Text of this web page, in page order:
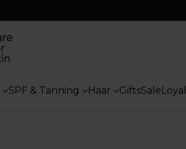
SPF & Tanning Haar GiftsSale